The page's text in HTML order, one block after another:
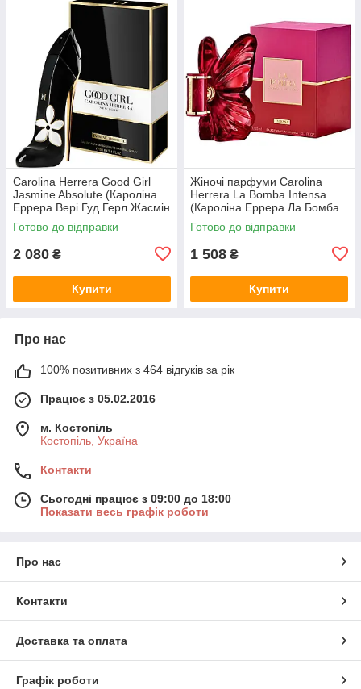
Carolina Herrera Good Girl
Jasmine Absolute (Кароліна
Еррера Вері Гуд Герл Жасмін
Абсолют) Парфумована вода
80 ml/мл
Готово до відправки
2 080 ₴
Купити
Жіночі парфуми Carolina
Herrera La Bomba Intensa
(Кароліна Еррера Ла Бомба
Інтенс) Парфумована вода
80 ml/мл
Готово до відправки
1 508 ₴
Купити
Про нас
100% позитивних з 464 відгуків за рік
Працює з 05.02.2016
м. Костопіль
Костопіль, Україна
Контакти
Сьогодні працює з 09:00 до 18:00
Показати весь графік роботи
Про нас
Контакти
Доставка та оплата
Графік роботи